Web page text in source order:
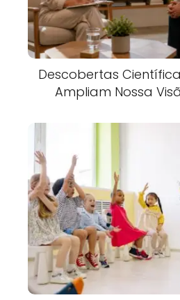
Descobertas
Ampliam Nossa